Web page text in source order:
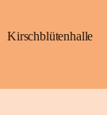
Kirschblütenhalle